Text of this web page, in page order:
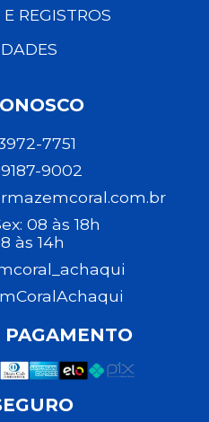
REGISTROS
7751
9002
08 às 18h
às 14h
PAGAMENTO